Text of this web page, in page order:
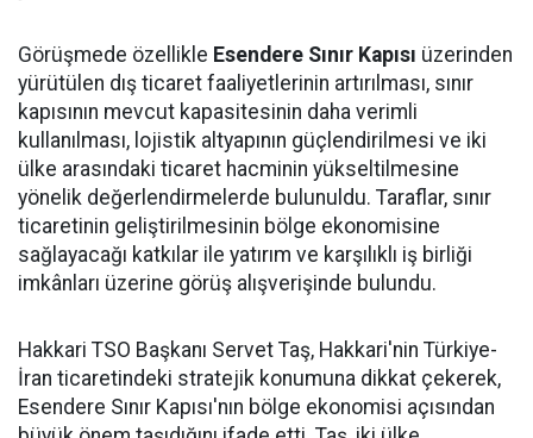
Görüşmede özellikle Esendere Sınır Kapısı üzerinden
yürütülen dış ticaret faaliyetlerinin artırılması, sınır
kapısının mevcut kapasitesinin daha verimli
kullanılması, lojistik altyapının güçlendirilmesi ve iki
ülke arasındaki ticaret hacminin yükseltilmesine
yönelik değerlendirmelerde bulunuldu. Taraflar, sınır
ticaretinin geliştirilmesinin bölge ekonomisine
sağlayacağı katkılar ile yatırım ve karşılıklı iş birliği
imkânları üzerine görüş alışverişinde bulundu.
Hakkari TSO Başkanı Servet Taş, Hakkari'nin Türkiye-
İran ticaretindeki stratejik konumuna dikkat çekerek,
Esendere Sınır Kapısı'nın bölge ekonomisi açısından